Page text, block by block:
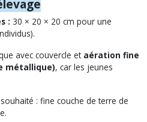
: 30 × 20 × 20 cm pour une
avec couvercle et aération fine
métallique), car les jeunes
: fine couche de terre de